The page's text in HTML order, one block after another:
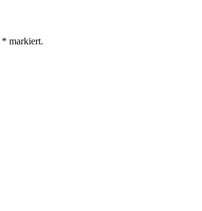
* markiert.